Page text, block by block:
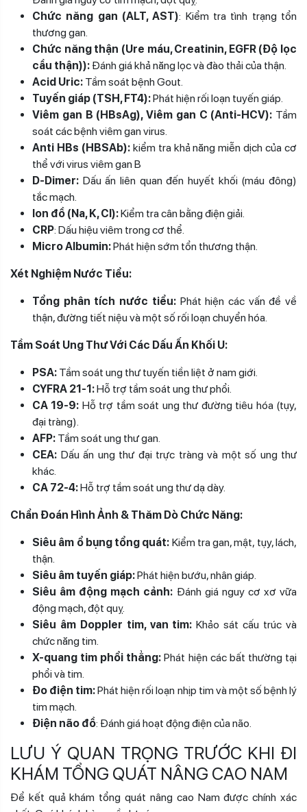
Chức năng gan (ALT, AST): Kiểm tra tình trạng tổn
thương gan.
Chức năng thận (Ure máu, Creatinin, EGFR (Độ lọc
cầu thận)): Đánh giá khả năng lọc và đào thải của thận.
Acid Uric: Tầm soát bệnh Gout.
Tuyến giáp (TSH, FT4):Phát hiện rối loạn tuyến giáp.
Viêm gan B (HBsAg), Viêm gan C (Anti-HCV): Tầm
soát các bệnh viêm gan virus.
Anti HBs (HBSAb):kiểm tra khả năng miễn dịch của cơ
thể với virus viêm gan B
D-Dimer: Dấu ấn liên quan đến huyết khối (máu đông)
tắc mạch.
Ion đồ (Na, K, Cl):Kiểm tra cân bằng điện giải.
CRP: Dấu hiệu viêm trong cơ thể.
Micro Albumin:Phát hiện sớm tổn thương thận.
Xét Nghiệm Nước Tiểu:
Tổng phân tích nước tiểu:Phát hiện các vấn đề về
thận, đường tiết niệu và một số rối loạn chuyển hóa.
Tầm Soát Ung Thư Với Các Dấu Ấn Khối U:
PSA: Tầm soát ung thư tuyến tiền liệt ở nam giới.
CYFRA 21-1:Hỗ trợ tầm soát ung thư phổi.
CA 19-9: Hỗ trợ tầm soát ung thư đường tiêu hóa (tụy,
đại tràng).
AFP: Tầm soát ung thư gan.
CEA: Dấu ấn ung thư đại trực tràng và một số ung thư
khác.
CA 72-4:Hỗ trợ tầm soát ung thư dạ dày.
Chẩn Đoán Hình Ảnh & Thăm Dò Chức Năng:
Siêu âm ổ bụng tổng quát: Kiểm tra gan, mật, tụy, lách,
thận.
Siêu âm tuyến giáp:Phát hiện bướu, nhân giáp.
Siêu âm động mạch cảnh: Đánh giá nguy cơ xơ vữa
động mạch, đột quỵ.
Siêu âm Doppler tim, van tim: Khảo sát cấu trúc và
chức năng tim.
X-quang tim phổi thẳng:Phát hiện các bất thường tại
phổi và tim.
Đo điện tim:Phát hiện rối loạn nhịp tim và một số bệnh lý
tim mạch.
Điện não đồ: Đánh giá hoạt động điện của não.
LƯU Ý QUAN TRỌNG TRƯỚC KHI ĐI
KHÁM TỔNG QUÁT NÂNG CAO NAM
Để kết quả khám tổng quát nâng cao Nam được chính xác